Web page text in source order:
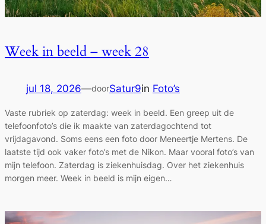
Week in beeld – week 28
jul 18, 2026—doorSatur9in Foto’s
Vaste rubriek op zaterdag: week in beeld. Een greep uit de
telefoonfoto’s die ik maakte van zaterdagochtend tot
vrijdagavond. Soms eens een foto door Meneertje Mertens. De
laatste tijd ook vaker foto’s met de Nikon. Maar vooral foto’s van
mijn telefoon. Zaterdag is ziekenhuisdag. Over het ziekenhuis
morgen meer. Week in beeld is mijn eigen…